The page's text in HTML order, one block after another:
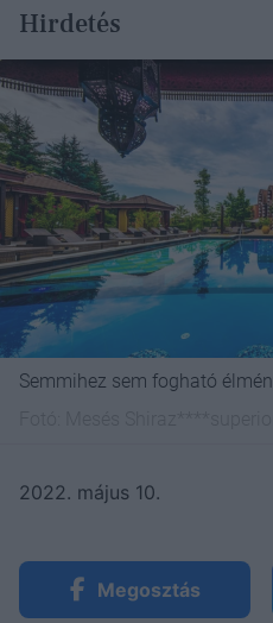
Hirdetés
Semmihez sem fogható
2022. május 10.
Megosztás